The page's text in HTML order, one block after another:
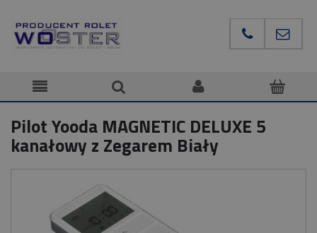
Pilot Yooda MAGNETIC DELUXE 5
kanałowy z Zegarem Biały